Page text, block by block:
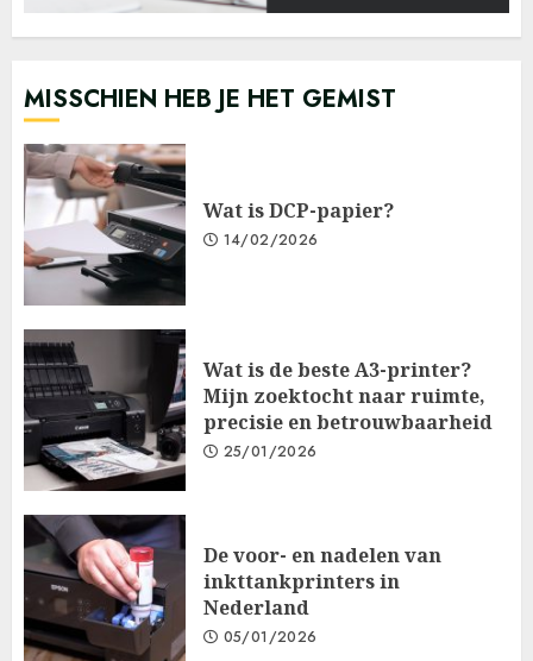
MISSCHIEN HEB JE HET GEMIST
Wat is DCP-papier?
14/02/2026
Wat is de beste A3-printer?
Mijn zoektocht naar ruimte,
precisie en betrouwbaarheid
25/01/2026
De voor- en nadelen van
inkttankprinters in
Nederland
05/01/2026